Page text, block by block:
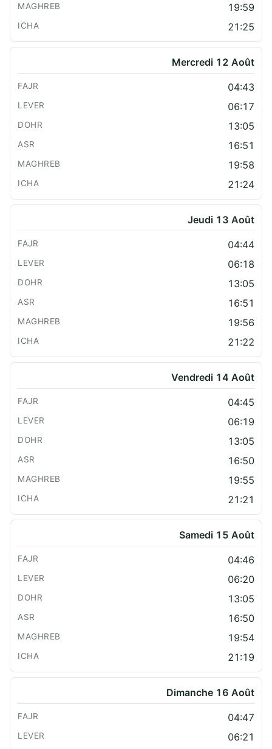
19:59
21:25
Mercredi 12 Août
04:43
06:17
13:05
16:51
19:58
21:24
Jeudi 13 Août
04:44
06:18
13:05
16:51
19:56
21:22
Vendredi 14 Août
04:45
06:19
13:05
16:50
19:55
21:21
Samedi 15 Août
04:46
06:20
13:05
16:50
19:54
21:19
Dimanche 16 Août
04:47
06:21